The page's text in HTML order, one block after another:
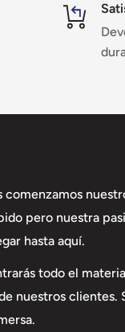
de nitrato con rango
convierte en una
HI782:
en acuarios marinos.
afectar la
errores de
comenzamos
pero nuestra
hasta aquí.
todo el
nuestros